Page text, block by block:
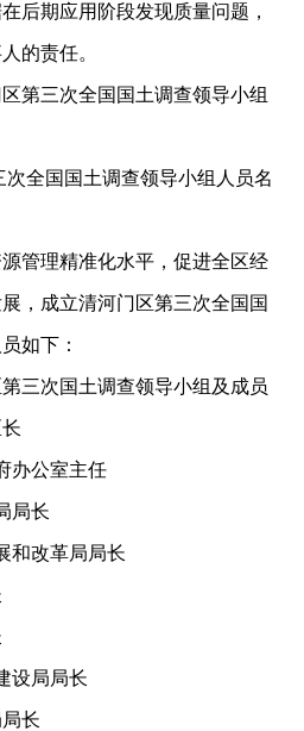
后期应用阶段发现质量问题，
的责任。
第三次全国 国土调查领导小组
次全国 国土调查领导小组人员名
管理精准化水平，促进全区经
，成立清河门区第三次全国国
如下：
三次国土调查领导小组及成员
办公室主任
局长
和改革局局长
设局局长
长